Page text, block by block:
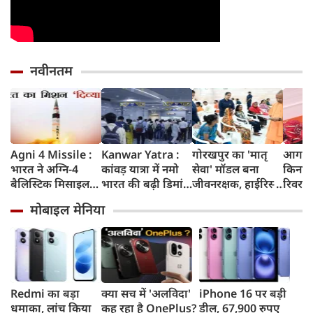
नवीनतम
Agni 4 Missile :
भारत ने अग्नि-4
बैलिस्टिक मिसाइल
किया, 4,000 KM
तक मारक क्षमता
Kanwar Yatra :
कांवड़ यात्रा में नमो
भारत की बढ़ी डिमांड,
कई स्टेशनों पर 50%
तक बढ़ी यात्रियों की
संख्या
गोरखपुर का 'मातृ
सेवा' मॉडल बना
जीवनरक्षक, हाईरिस्क
इलाज से बची 77
जिंदगियां
आगरा
रिवर
करेगी
मोबाइल मेनिया
Redmi का बड़ा
धमाका, लांच किया
क्या सच में 'अलविदा'
कह रहा है OnePlus?
iPhone 16 पर बड़ी
डील, 67,900 रुपए